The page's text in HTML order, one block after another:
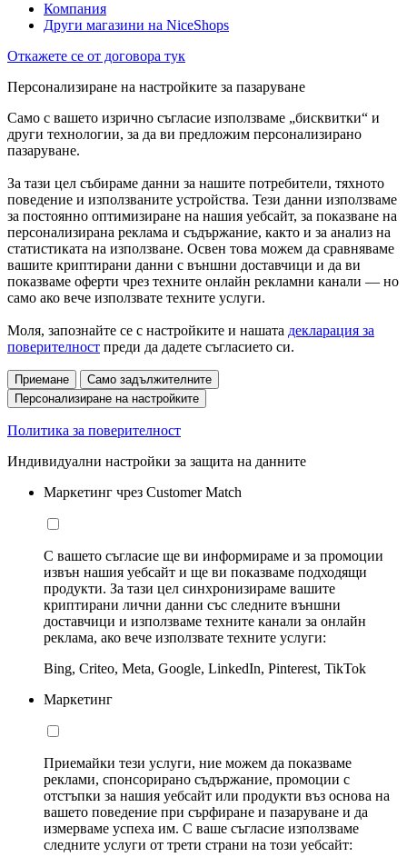
Компания
Други магазини на NiceShops
Откажете се от договора тук
Персонализиране на настройките за пазаруване
Само с вашето изрично съгласие използваме „бисквитки“ и
други технологии, за да ви предложим персонализирано
пазаруване.
За тази цел събираме данни за нашите потребители, тяхното
поведение и използваните устройства. Тези данни използваме
за постоянно оптимизиране на нашия уебсайт, за показване на
персонализирана реклама и съдържание, както и за анализ на
статистиката на използване. Освен това можем да сравняваме
вашите криптирани данни с външни доставчици и да ви
показваме оферти чрез техните онлайн рекламни канали — но
само ако вече използвате техните услуги.
Моля, запознайте се с настройките и нашата декларация за
поверителност преди да дадете съгласието си.
Приемане
Само задължителните
Персонализиране на настройките
Политика за поверителност
Индивидуални настройки за защита на данните
Маркетинг чрез Customer Match
С вашето съгласие ще ви информираме и за промоции
извън нашия уебсайт и ще ви показваме подходящи
продукти. За тази цел синхронизираме вашите
криптирани лични данни със следните външни
доставчици и използваме техните канали за онлайн
реклама, ако вече използвате техните услуги:
Bing, Criteo, Meta, Google, LinkedIn, Pinterest, TikTok
Маркетинг
Приемайки тези услуги, ние можем да показваме
реклами, спонсорирано съдържание, промоции с
отстъпки за нашия уебсайт или продукти въз основа на
вашето поведение при сърфиране и пазаруване и да
измерваме успеха им. С ваше съгласие използваме
следните услуги от трети страни на този уебсайт: